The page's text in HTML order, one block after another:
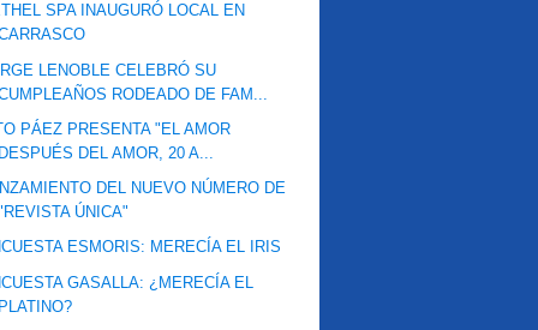
SPA INAUGURÓ LOCAL EN
LENOBLE CELEBRÓ SU
RODEADO DE FAM...
PÁEZ PRESENTA "EL AMOR
DEL AMOR, 20 A...
DEL NUEVO NÚMERO DE
ÚNICA"
ESMORIS: MERECÍA EL IRIS
GASALLA: ¿MERECÍA EL